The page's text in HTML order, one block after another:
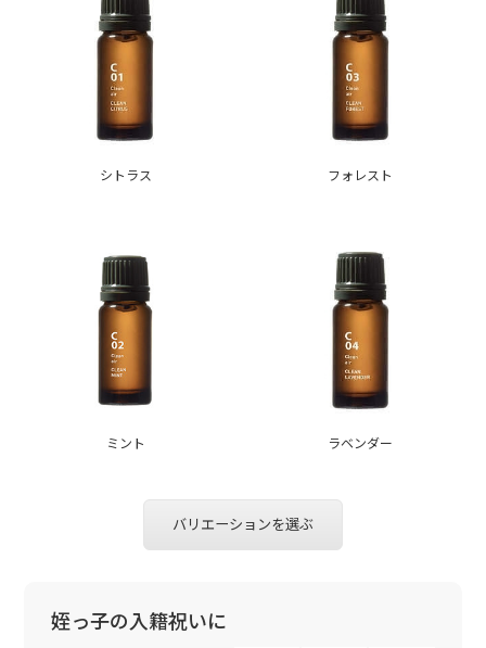
シトラス フォレスト
ミント ラベンダー
バリエーションを選ぶ
姪っ子の入籍祝いに